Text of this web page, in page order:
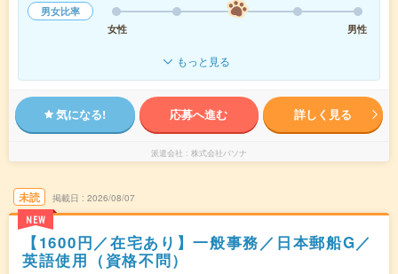
男女比率
女性
男性
もっと見る
気になる! 応募へ進む 詳しく見る
派遣会社 株式会社パソナ
未読
NEW
掲載日 2026/08/07
【1600円／在宅あり】一般事務／日本郵船G／
英語使用（資格不問）